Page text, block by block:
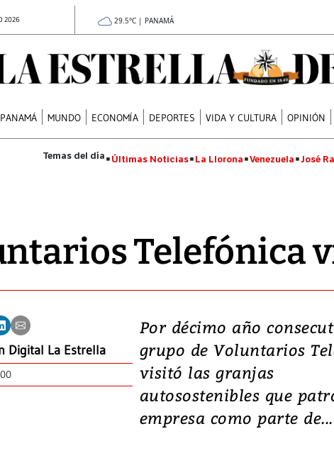
2026 29.5°C | PANAMÁ
PANAMÁ MUNDO ECONOMÍA DEPORTES VIDA Y CULTURA OPINIÓN
Últimas Noticias La Llorona Venezuela José
Telefónica
Digital La Estrella
Por décimo año
grupo de Voluntarios
visitó las granjas
autosostenibles que
empresa como parte de...
Video, Japón:
deja heridos y
daños en